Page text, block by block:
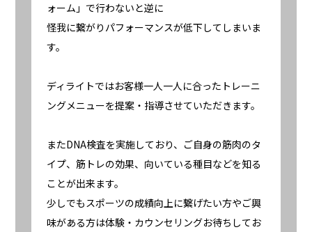
ォーム」で行わないと逆に
怪我に繋がりパフォーマンスが低下してしまいま
す。
ディライトではお客様一人一人に合ったトレーニ
ングメニューを提案・指導させていただきます。
またDNA検査を実施しており、ご自身の筋肉のタ
イプ、筋トレの効果、向いている種目などを知る
ことが出来ます。
少しでもスポーツの成績向上に繋げたい方やご興
味がある方は体験・カウンセリングお待ちしてお